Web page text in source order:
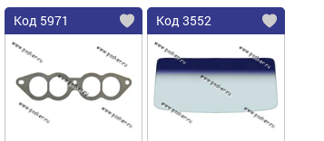
Код 5971 Код 3552